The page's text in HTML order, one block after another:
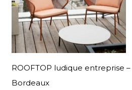
ROOFTOP ludique entreprise
Bordeaux